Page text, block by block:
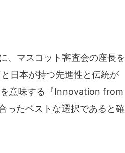
、マスコット審査会の座長を
日本が持つ先進性と伝統が
意味する『Innovation from
ったベストな選択であると確